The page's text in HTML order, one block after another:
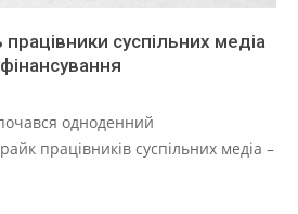
суспільних медіа
одноденний
працівників суспільних медіа –